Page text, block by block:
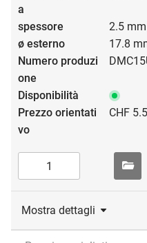
2.5 mm
17.8
CHF
Mostra dettagli